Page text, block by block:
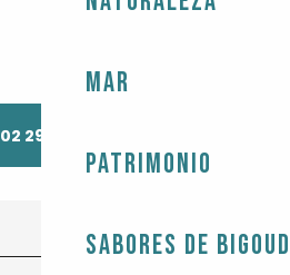
Mar
Patrimonio
Sabores de
02 29 40 49